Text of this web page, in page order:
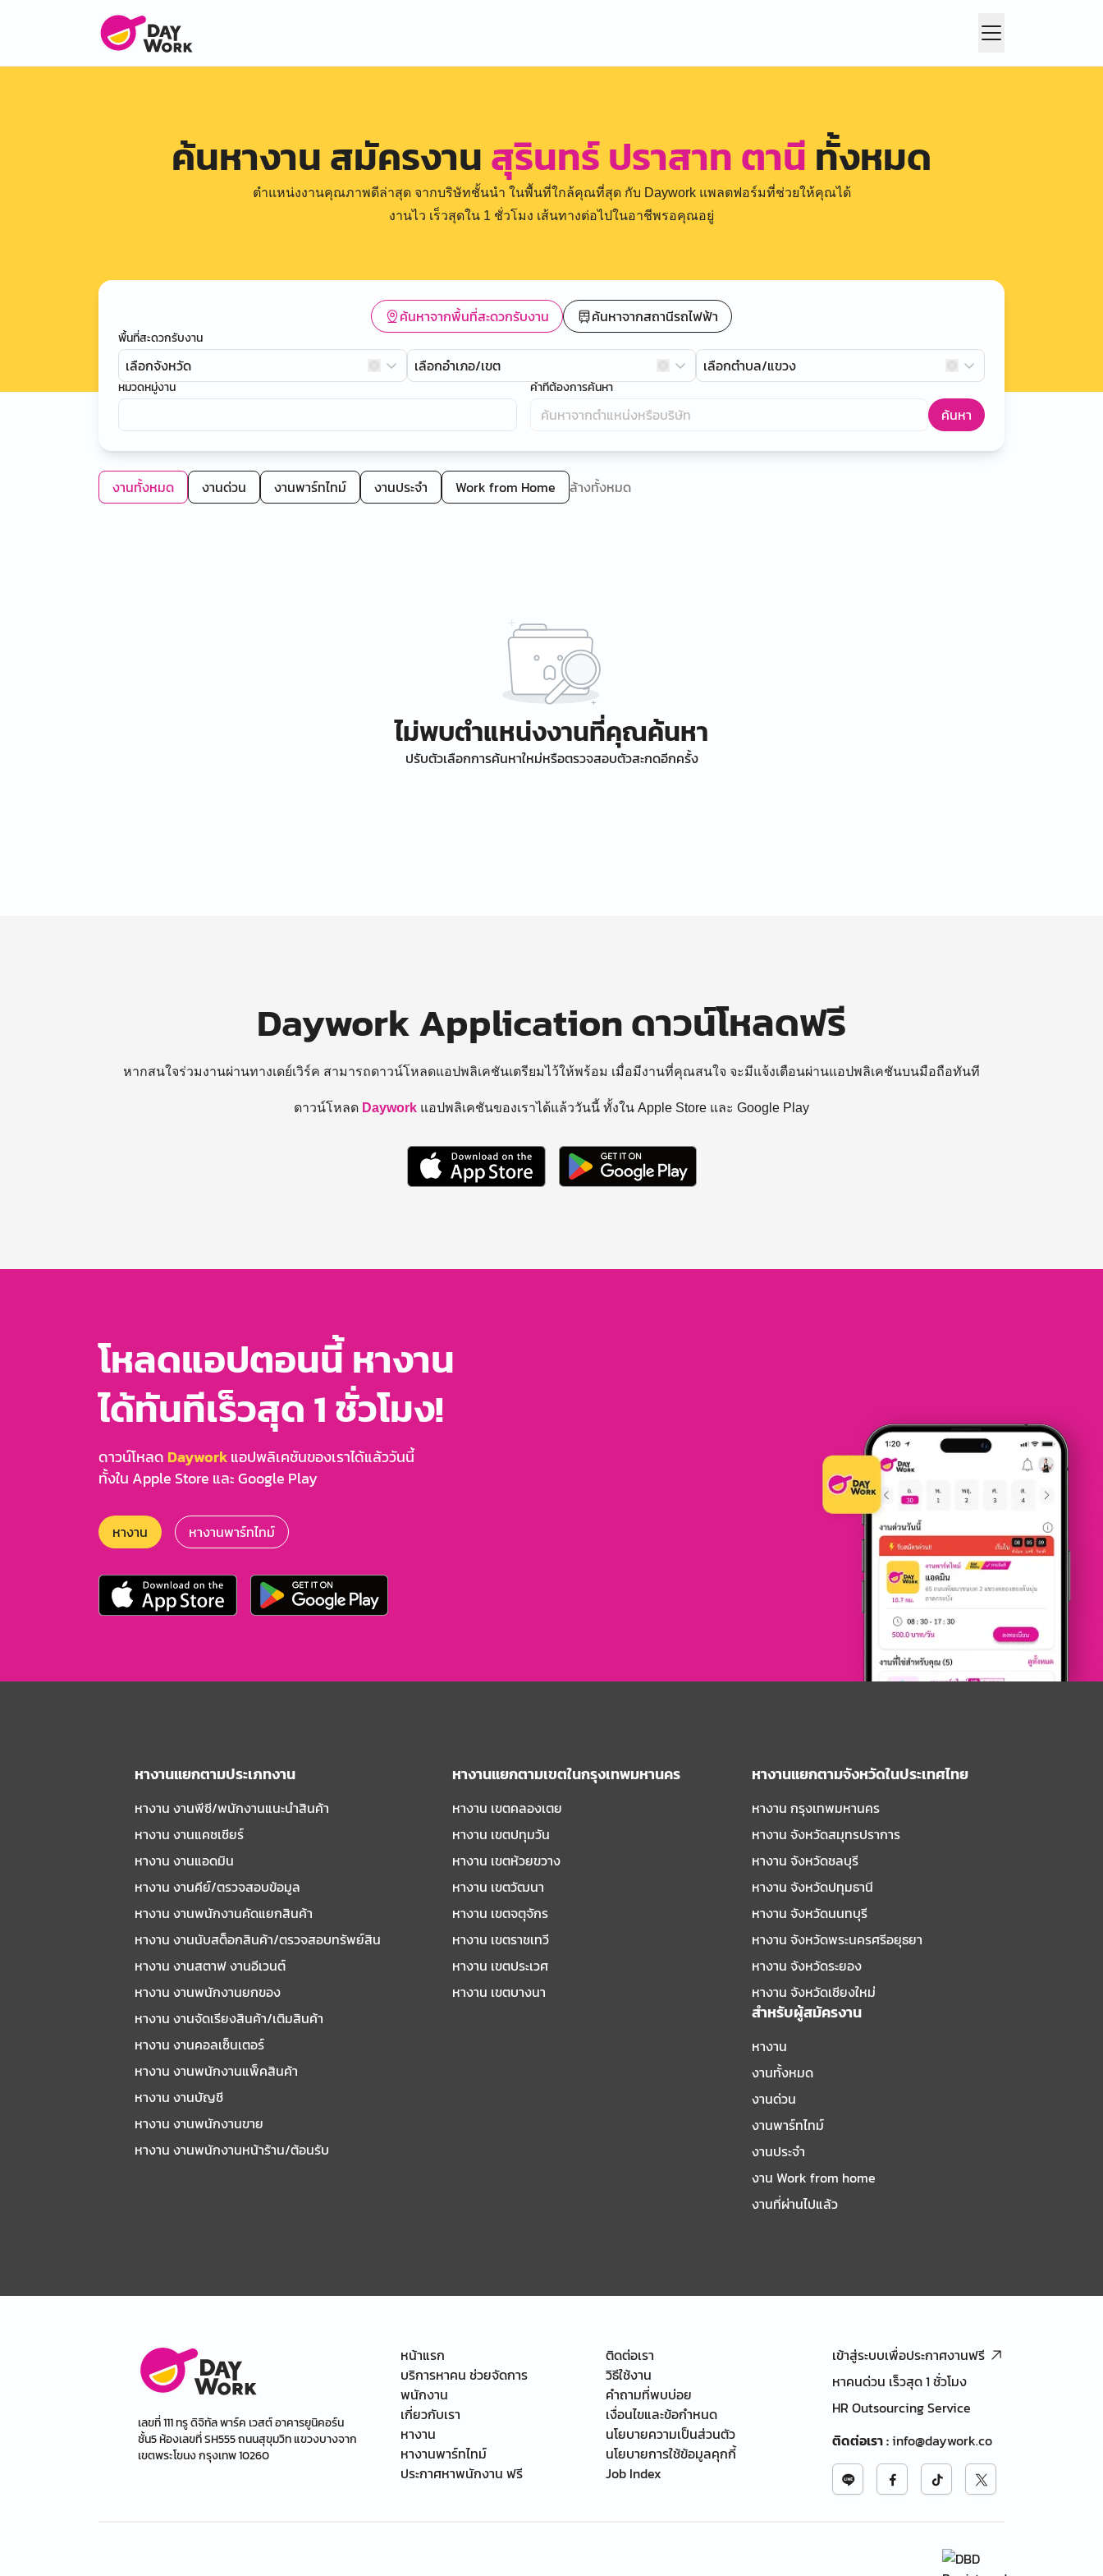
ค้นหางาน สมัครงานสุรินทร์ ปราสาท ตานี ทั้งหมด
ตำแหน่งงานคุณภาพดีล่าสุด จากบริษัทชั้นนำ ในพื้นที่ใกล้คุณที่สุด กับ Daywork แพลตฟอร์มที่ช่วยให้คุณได้
งานไว เร็วสุดใน 1 ชั่วโมง เส้นทางต่อไปในอาชีพรอคุณอยู่
ค้นหาจากพื้นที่สะดวกรับงาน ค้นหาจากสถานีรถไฟฟ้า
พื้นที่สะดวกรับงาน
เลือกจังหวัด เลือกอำเภอ/เขต เลือกตำบล/แขวง
หมวดหมู่งาน คำที่ต้องการค้นหา
ค้นหา
งานทั้งหมด งานด่วน งานพาร์ทไทม์ งานประจำ Work from Home ล้างทั้งหมด
ไม่พบตำแหน่งงานที่คุณค้นหา
ปรับตัวเลือกการค้นหาใหม่หรือตรวจสอบตัวสะกดอีกครั้ง
Daywork Application ดาวน์โหลดฟรี
หากสนใจร่วมงานผ่านทางเดย์เวิร์ค สามารถดาวน์โหลดแอปพลิเคชันเตรียมไว้ให้พร้อม เมื่อมีงานที่คุณสนใจ จะมีแจ้งเตือนผ่านแอปพลิเคชันบนมือถือทันที
ดาวน์โหลด Daywork แอปพลิเคชันของเราได้แล้ววันนี้ ทั้งใน Apple Store และ Google Play
โหลดแอปตอนนี้ หางาน
ได้ทันทีเร็วสุด 1 ชั่วโมง!
ดาวน์โหลด Dayworkแอปพลิเคชันของเราได้แล้ววันนี้
ทั้งใน Apple Store และ Google Play
หางาน หางานพาร์ทไทม์
หางานแยกตามประเภทงาน
หางาน งานพีซี/พนักงานแนะนําสินค้า
หางาน งานแคชเชียร์
หางาน งานแอดมิน
หางาน งานคีย์/ตรวจสอบข้อมูล
หางาน งานพนักงานคัดแยกสินค้า
หางาน งานนับสต็อกสินค้า/ตรวจสอบทรัพย์สิน
หางาน งานสตาฟ งานอีเวนต์
หางาน งานพนักงานยกของ
หางาน งานจัดเรียงสินค้า/เติมสินค้า
หางาน งานคอลเซ็นเตอร์
หางาน งานพนักงานแพ็คสินค้า
หางาน งานบัญชี
หางาน งานพนักงานขาย
หางาน งานพนักงานหน้าร้าน/ต้อนรับ
หางานแยกตามเขตในกรุงเทพมหานคร
หางาน เขตคลองเตย
หางาน เขตปทุมวัน
หางาน เขตห้วยขวาง
หางาน เขตวัฒนา
หางาน เขตจตุจักร
หางาน เขตราชเทวี
หางาน เขตประเวศ
หางาน เขตบางนา
หางานแยกตามจังหวัดในประเทศไทย
หางาน กรุงเทพมหานคร
หางาน จังหวัดสมุทรปราการ
หางาน จังหวัดชลบุรี
หางาน จังหวัดปทุมธานี
หางาน จังหวัดนนทบุรี
หางาน จังหวัดพระนครศรีอยุธยา
หางาน จังหวัดระยอง
หางาน จังหวัดเชียงใหม่
สำหรับผู้สมัครงาน
หางาน
งานทั้งหมด
งานด่วน
งานพาร์ทไทม์
งานประจำ
งาน Work from home
งานที่ผ่านไปแล้ว
เลขที่ 111 ทรู ดิจิทัล พาร์ค เวสต์ อาคารยูนิคอร์น
ชั้น5 ห้องเลขที่ SH555 ถนนสุขุมวิท แขวงบางจาก
เขตพระโขนง กรุงเทพ 10260
หน้าแรก
บริการหาคน ช่วยจัดการ
พนักงาน
เกี่ยวกับเรา
หางาน
หางานพาร์ทไทม์
ประกาศหาพนักงาน ฟรี
ติดต่อเรา
วิธีใช้งาน
คำถามที่พบบ่อย
เงื่อนไขและข้อกำหนด
นโยบายความเป็นส่วนตัว
นโยบายการใช้ข้อมูลคุกกี้
Job Index
เข้าสู่ระบบเพื่อประกาศงานฟรี
หาคนด่วน เร็วสุด 1 ชั่วโมง
HR Outsourcing Service
ติดต่อเรา:info@daywork.co